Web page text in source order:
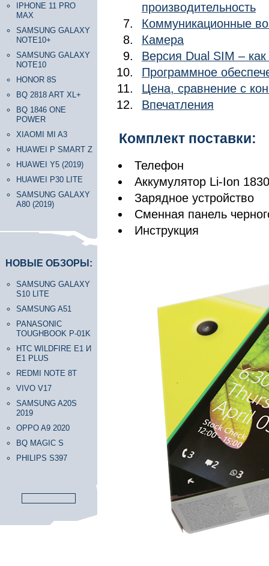
IPHONE 11 PRO
MAX
SAMSUNG GALAXY
NOTE10+
SAMSUNG GALAXY
NOTE10
HONOR 8S
BQ 2818 ART XL+
BQ 1846 ONE
POWER
XIAOMI MI A3
HUAWEI P SMART Z
HUAWEI Y5 (2019)
HUAWEI P30 LITE
SAMSUNG GALAXY
A80 (2019)
НОВЫЕ ОБЗОРЫ:
SAMSUNG GALAXY
S10 LITE
SAMSUNG A51
PANASONIC
TOUGHBOOK P-01K
HTC WILDFIRE E1 И
E1 PLUS
REDMI NOTE 8T
VIVO V17
SAMSUNG A20S
2019
OPPO A9 2020
BQ MAGIC S
PHILIPS S397
производительность
Коммуникационные
Камера
Версия Dual SIM –
Программное
Цена, сравнение с
Впечатления
Комплект поставки:
Телефон
Аккумулятор Li-Ion
Зарядное устройство
Сменная панель
Инструкция